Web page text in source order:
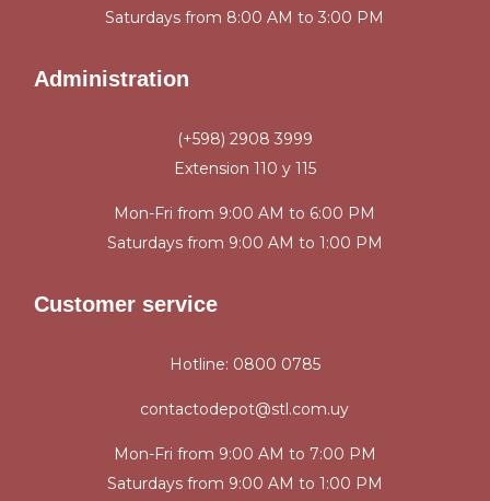
Saturdays from 8:00 AM to 3:00 PM
Administration
(+598) 2908 3999
Extension 110 y 115
Mon-Fri from 9:00 AM to 6:00 PM
Saturdays from 9:00 AM to 1:00 PM
Customer service
Hotline: 0800 0785
contactodepot@stl.com.uy
Mon-Fri from 9:00 AM to 7:00 PM
Saturdays from 9:00 AM to 1:00 PM